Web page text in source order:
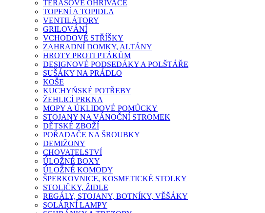
TERASOVÉ OHŘÍVAČE
TOPENÍ A TOPIDLA
VENTILÁTORY
GRILOVÁNÍ
VCHODOVÉ STŘÍŠKY
ZAHRADNÍ DOMKY, ALTÁNY
HROTY PROTI PTÁKŮM
DESIGNOVÉ PODSEDÁKY A POLŠTÁŘE
SUŠÁKY NA PRÁDLO
KOŠE
KUCHYŃSKÉ POTŘEBY
ŽEHLICÍ PRKNA
MOPY A ÚKLIDOVÉ POMŮCKY
STOJANY NA VÁNOČNÍ STROMEK
DĚTSKÉ ZBOŽÍ
POŘADAČE NA ŠROUBKY
DEMIŽONY
CHOVATELSTVÍ
ÚLOŽNÉ BOXY
ÚLOŽNÉ KOMODY
ŠPERKOVNICE, KOSMETICKÉ STOLKY
STOLIČKY, ŽIDLE
REGÁLY, STOJANY, BOTNÍKY, VĚŠÁKY
SOLÁRNÍ LAMPY